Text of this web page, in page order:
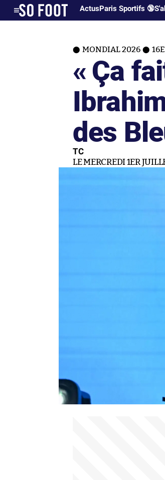
ActusParis Sportifs 🔞
MONDIAL 2026
« Ça
des
TC
LE MERCREDI 1ER